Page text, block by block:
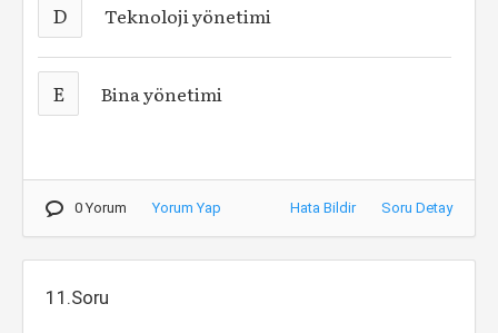
D Teknoloji yönetimi
E Bina yönetimi
0 Yorum Yorum Yap Hata Bildir Soru Detay
11.Soru